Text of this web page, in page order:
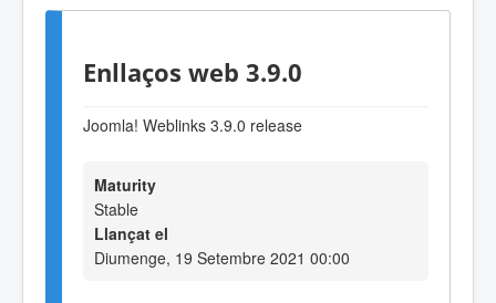
Enllaços web 3.9.0
Joomla! Weblinks 3.9.0 release
Maturity
Stable
Llançat el
Diumenge, 19 Setembre 2021 00:00